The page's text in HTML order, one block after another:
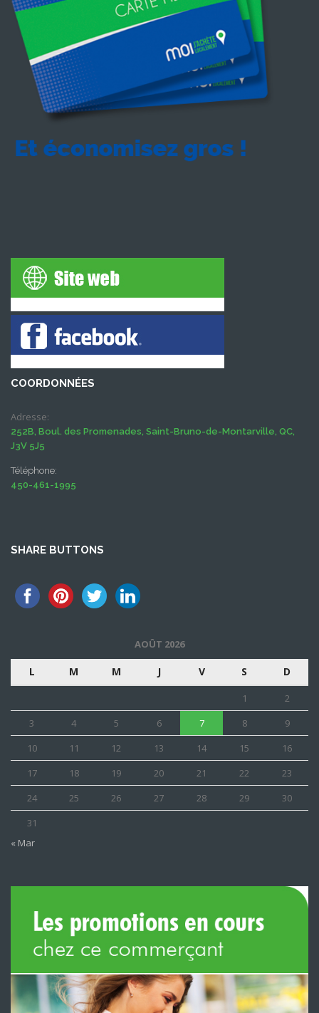
COORDONNÉES
Adresse:
252B, Boul. des Promenades, Saint-Bruno-de-Montarville, QC,
J3V 5J5
Téléphone:
450-461-1995
SHARE BUTTONS
AOÛT 2026
L M M J V S D
1
2
3
4 5 6 7 8
9
10
11 12 13 14 15
16
17
18 19 20 21 22
23
24
25 26 27 28 29
30
31
« Mar